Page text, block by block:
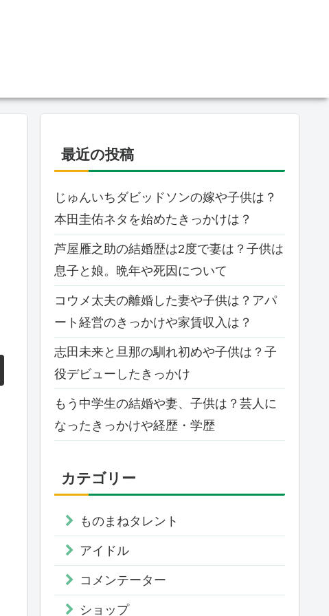
最近の投稿
じゅんいちダビッドソンの嫁や子供は？
本田圭佑ネタを始めたきっかけは？
芦屋雁之助の結婚歴は2度で妻は？子供は
息子と娘。晩年や死因について
コウメ太夫の離婚した妻や子供は？アパ
ート経営のきっかけや家賃収入は？
志田未来と旦那の馴れ初めや子供は？子
役デビューしたきっかけ
もう中学生の結婚や妻、子供は？芸人に
なったきっかけや経歴・学歴
カテゴリー
ものまねタレント
アイドル
コメンテーター
ショップ